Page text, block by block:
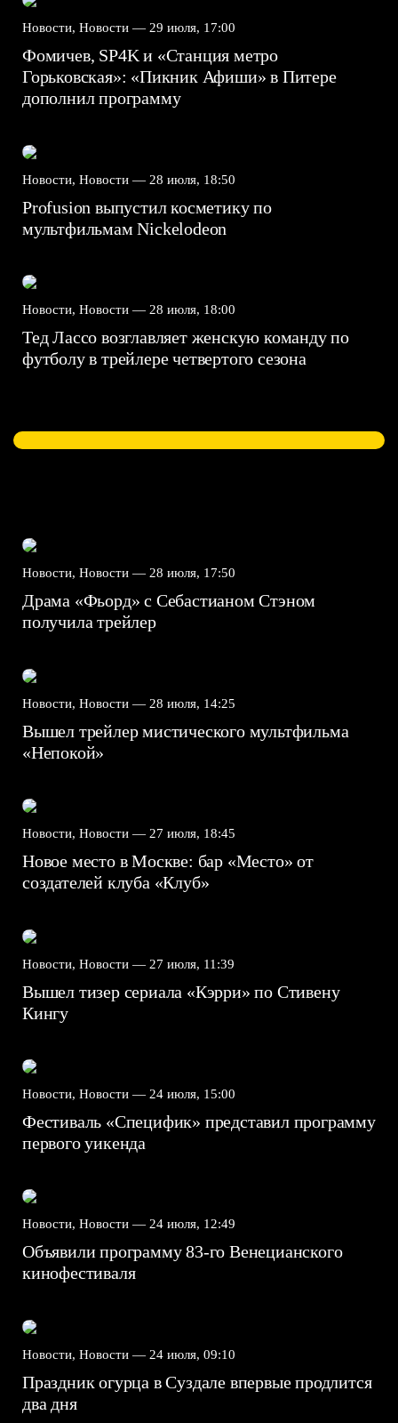
Новости, Новости — 29 июля, 17:00
Фомичев, SP4K и «Станция метро
Горьковская»: «Пикник Афиши» в Питере
дополнил программу
Новости, Новости — 28 июля, 18:50
Profusion выпустил косметику по
мультфильмам Nickelodeon
Новости, Новости — 28 июля, 18:00
Тед Лассо возглавляет женскую команду по
футболу в трейлере четвертого сезона
Новости, Новости — 28 июля, 17:50
Драма «Фьорд» с Себастианом Стэном
получила трейлер
Новости, Новости — 28 июля, 14:25
Вышел трейлер мистического мультфильма
«Непокой»
Новости, Новости — 27 июля, 18:45
Новое место в Москве: бар «Место» от
создателей клуба «Клуб»
Новости, Новости — 27 июля, 11:39
Вышел тизер сериала «Кэрри» по Стивену
Кингу
Новости, Новости — 24 июля, 15:00
Фестиваль «Специфик» представил программу
первого уикенда
Новости, Новости — 24 июля, 12:49
Объявили программу 83-го Венецианского
кинофестиваля
Новости, Новости — 24 июля, 09:10
Праздник огурца в Суздале впервые продлится
два дня